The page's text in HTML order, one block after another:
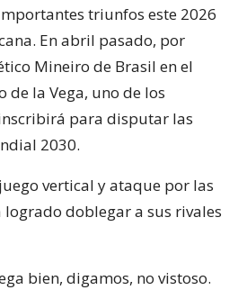
triunfos este 2026
En abril pasado, por
Mineiro de Brasil en el
de la Vega, uno de los
para disputar las
2030.
vertical y ataque por las
logrado doblegar a sus rivales
bien, digamos, no vistoso.